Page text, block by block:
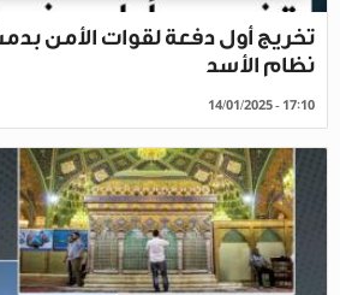
تخريج أول دفعة لقوات الأمن
نظام الأسد
14/01/2025 - 17:10